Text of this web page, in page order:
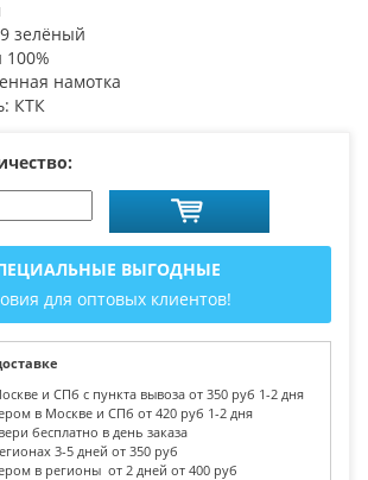
зелёный
100%
намотка
КТК
ВЫГОДНЫЕ
для оптовых клиентов!
и СПб с пункта вывоза от 350 руб 1-2 дня
в Москве и СПб от 420 руб 1-2 дня
бесплатно в день заказа
3-5 дней от 350 руб
в регионы от 2 дней от 400 руб